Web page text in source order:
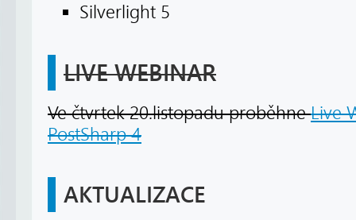
Silverlight 5
LIVE WEBINAR
Ve čtvrtek 20.listopadu proběhneLive
PostSharp 4
AKTUALIZACE